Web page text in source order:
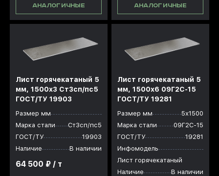
АНАЛОГИЧНЫЕ АНАЛОГИЧНЫЕ
Лист горячекатаный 5
мм, 1500x3 Ст3сп/пс5
ГОСТ/ТУ 19903
Размер мм
Марка стали
Ст3сп/пс5
ГОСТ/ТУ
19903
Наличие
В наличии
64 500 ₽ / т
Лист горячекатаный 5
мм, 1500x6 09Г2С-15
ГОСТ/ТУ 19281
Размер мм
5х1500
Марка стали
09Г2С-15
ГОСТ/ТУ
19281
Инфомодель
Лист горячекатаный
Наличие
В наличии